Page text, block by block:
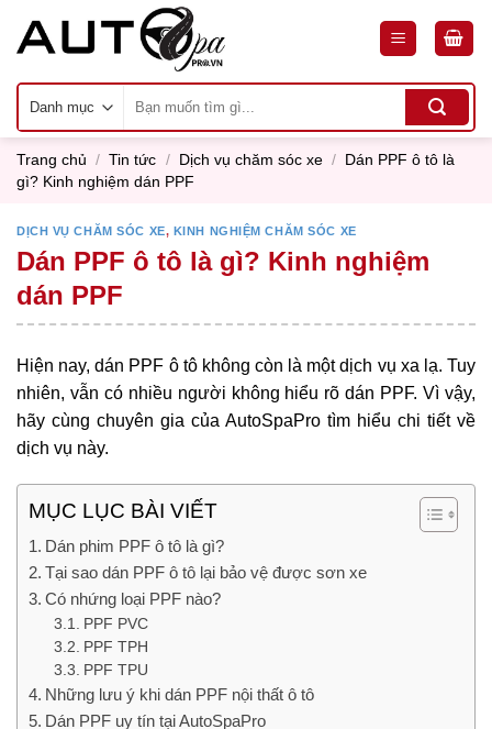
kiếm:
Trang chủ / Tin tức / Dịch vụ chăm sóc xe / Dán PPF ô tô là
gì? Kinh nghiệm dán PPF
DỊCH VỤ CHĂM SÓC XE, KINH NGHIỆM CHĂM SÓC XE
Dán PPF ô tô là gì? Kinh nghiệm
dán PPF
Hiện nay, dán PPF ô tô không còn là một dịch vụ xa lạ. Tuy
nhiên, vẫn có nhiều người không hiểu rõ dán PPF. Vì vậy,
hãy cùng chuyên gia của AutoSpaPro tìm hiểu chi tiết về
dịch vụ này.
MỤC LỤC BÀI VIẾT
Dán phim PPF ô tô là gì?
Tại sao dán PPF ô tô lại bảo vệ được sơn xe
Có nhứng loại PPF nào?
PPF PVC
PPF TPH
PPF TPU
Những lưu ý khi dán PPF nội thất ô tô
Dán PPF uy tín tại AutoSpaPro